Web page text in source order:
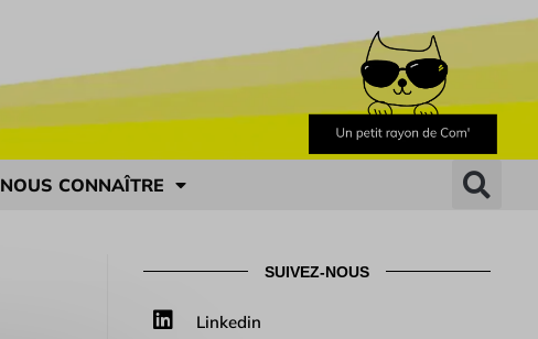
NOUS CONNAÎTRE
SUIVEZ-NOUS
Linkedin